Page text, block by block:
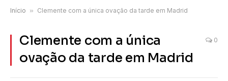
Início » Clemente com a única ovação da tarde em Madrid
Clemente com a única
ovação da tarde em Madrid
0